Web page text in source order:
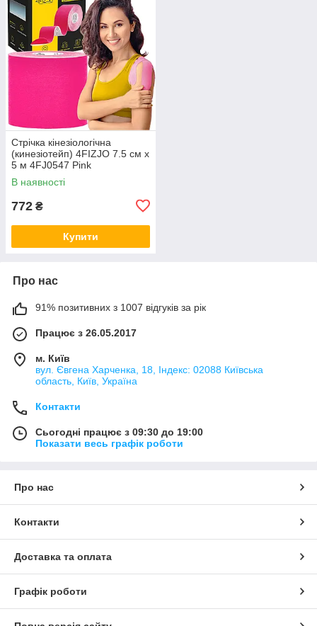
Стрічка кінезіологічна
(кинезіотейп) 4FIZJO 7.5 см x
5 м 4FJ0547 Pink
В наявності
772 ₴
Купити
Про нас
91% позитивних з 1007 відгуків за рік
Працює з 26.05.2017
м. Київ
вул. Євгена Харченка, 18, Індекс: 02088 Київська
область, Київ, Україна
Контакти
Сьогодні працює з 09:30 до 19:00
Показати весь графік роботи
Про нас
Контакти
Доставка та оплата
Графік роботи